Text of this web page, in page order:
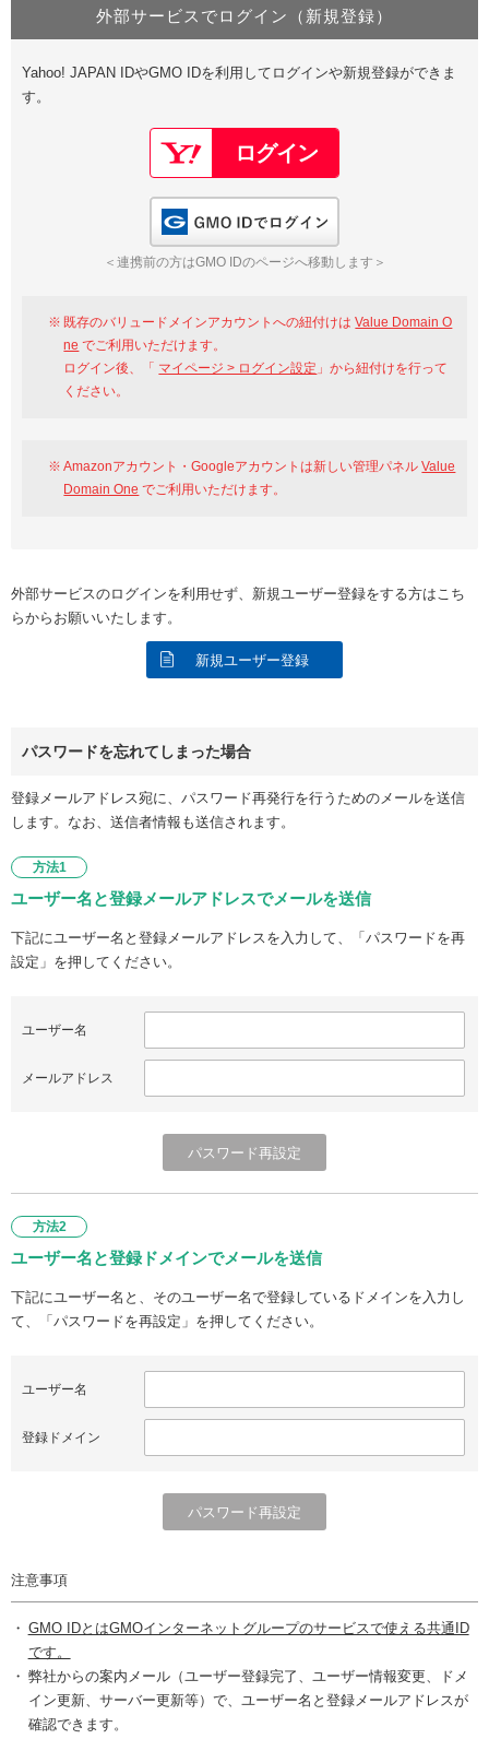
Value Domain Oneにログイン
Google
GMO ID Amazon
※AmazonはValue Domain Oneのログイン画面へ遷移します
Value Domain Oneアカウント作成
以下でも登録可能
Google Yahoo!
GMO ID
外部サービスでログイン（新規登録）
Yahoo! JAPAN IDやGMO IDを利用してログインや新規登録ができま
す。
＜連携前の方はGMO IDのページへ移動します＞
既存のバリュードメインアカウントへの紐付けはValue Domain O
ne でご利用いただけます。
ログイン後、「 マイページ > ログイン設定 」から紐付けを行って
ください。
Amazonアカウント・Googleアカウントは新しい管理パネルValue
Domain One でご利用いただけます。
外部サービスのログインを利用せず、新規ユーザー登録をする方はこち
らからお願いいたします。
新規ユーザー登録
パスワードを忘れてしまった場合
登録メールアドレス宛に、パスワード再発行を行うためのメールを送信
します。なお、送信者情報も送信されます。
方法1
ユーザー名と登録メールアドレスでメールを送信
下記にユーザー名と登録メールアドレスを入力して、「パスワードを再
設定」を押してください。
ユーザー名
メールアドレス
方法2
ユーザー名と登録ドメインでメールを送信
下記にユーザー名と、そのユーザー名で登録しているドメインを入力し
て、「パスワードを再設定」を押してください。
ユーザー名
登録ドメイン
注意事項
GMO IDとはGMOインターネットグループのサービスで使える共通ID
です。
弊社からの案内メール（ユーザー登録完了、ユーザー情報変更、ドメ
イン更新、サーバー更新等）で、ユーザー名と登録メールアドレスが
確認できます。